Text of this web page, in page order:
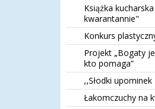
Książka
kwarantannie"
Konkurs
Projekt „Bogaty
kto pomaga”
,,Słodki
Łakomczuchy na